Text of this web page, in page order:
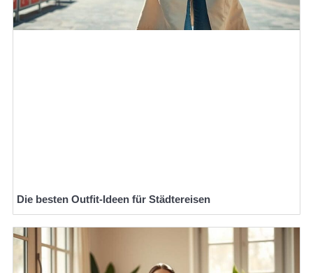
Die besten Outfit-Ideen für Städtereisen